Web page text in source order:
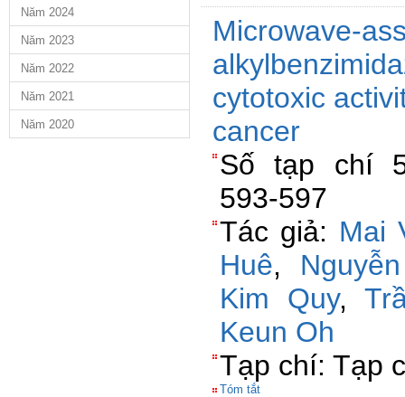
Năm 2024
Năm 2023
Năm 2022
Năm 2021
Năm 2020
Microwave-
cytotoxic
cancer
Số tạp chí
593-597
Tác giả: Mai
Huê,
Kim Quy,
Keun Oh
Tạp chí: Tạp
Tóm tắt